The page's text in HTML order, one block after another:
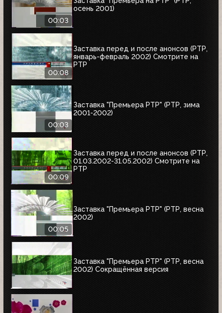
00:03
осень 2001)
00:08
Заставка перед и после анонсов (РТР,
январь-февраль 2002) Смотрите на
РТР
00:03
Заставка "Премьера РТР" (РТР, зима
2001-2002)
00:09
Заставка перед и после анонсов (РТР,
01.03.2002-31.05.2002) Смотрите на
РТР
00:05
Заставка "Премьера РТР" (РТР, весна
2002)
Заставка "Премьера РТР" (РТР, весна
2002) Сокращённая версия